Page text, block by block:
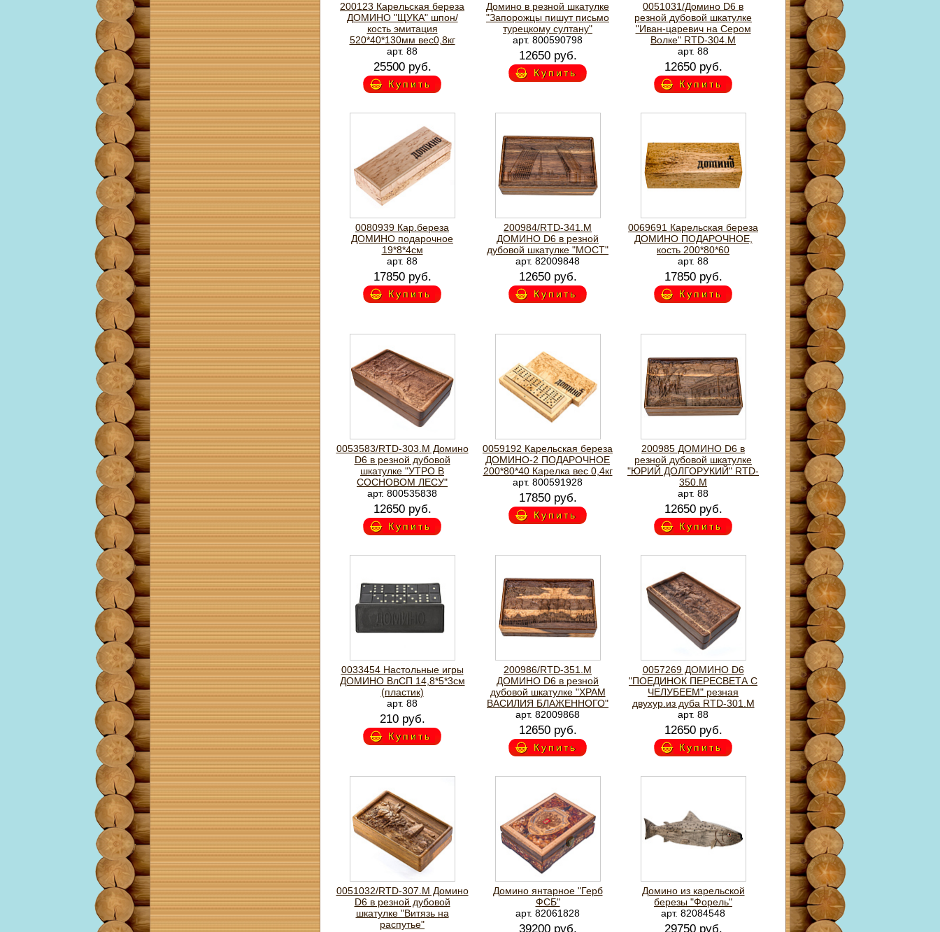
200123 Карельская береза
ДОМИНО "ЩУКА" шпон/
кость эмитация
520*40*130мм вес0,8кг
арт. 88
25500 руб.
Купить
Домино в резной шкатулке
"Запорожцы пишут письмо
турецкому султану"
арт. 800590798
12650 руб.
Купить
0051031/Домино D6 в
резной дубовой шкатулке
"Иван-царевич на Сером
Волке" RTD-304.M
арт. 88
12650 руб.
Купить
0080939 Кар.береза
ДОМИНО подарочное
19*8*4см
арт. 88
17850 руб.
Купить
200984/RTD-341.M
ДОМИНО D6 в резной
дубовой шкатулке "МОСТ"
арт. 82009848
12650 руб.
Купить
0069691 Карельская береза
ДОМИНО ПОДАРОЧНОЕ,
кость 200*80*60
арт. 88
17850 руб.
Купить
0053583/RTD-303.M Домино
D6 в резной дубовой
шкатулке "УТРО В
СОСНОВОМ ЛЕСУ"
арт. 800535838
12650 руб.
Купить
0059192 Карельская береза
ДОМИНО-2 ПОДАРОЧНОЕ
200*80*40 Карелка вес 0,4кг
арт. 800591928
17850 руб.
Купить
200985 ДОМИНО D6 в
резной дубовой шкатулке
"ЮРИЙ ДОЛГОРУКИЙ" RTD-
350.M
арт. 88
12650 руб.
Купить
0033454 Настольные игры
ДОМИНО ВлСП 14,8*5*3см
(пластик)
арт. 88
210 руб.
Купить
200986/RTD-351.M
ДОМИНО D6 в резной
дубовой шкатулке "ХРАМ
ВАСИЛИЯ БЛАЖЕННОГО"
арт. 82009868
12650 руб.
Купить
0057269 ДОМИНО D6
"ПОЕДИНОК ПЕРЕСВЕТА С
ЧЕЛУБЕЕМ" резная
двухур.из дуба RTD-301.M
арт. 88
12650 руб.
Купить
0051032/RTD-307.M Домино
D6 в резной дубовой
шкатулке "Витязь на
распутье"
Домино янтарное "Герб
ФСБ"
арт. 82061828
39200 руб.
Домино из карельской
березы "Форель"
арт. 82084548
29750 руб.